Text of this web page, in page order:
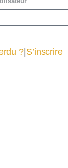
? S’inscrire